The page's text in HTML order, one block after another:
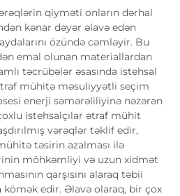
qiyməti onların dərhal
kənar dəyər əlavə edən
özündə cəmləyir. Bu
emal olunan materiallardan
təcrübələr əsasında istehsal
mühitə məsuliyyətli seçim
enerji səmərəliliyinə nəzərən
istehsalçılar ətraf mühit
vərəqlər təklif edir,
təsirin azalması ilə
möhkəmliyi və uzun xidmət
qarşısını alaraq təbii
kömək edir. Əlavə olaraq, bir çox